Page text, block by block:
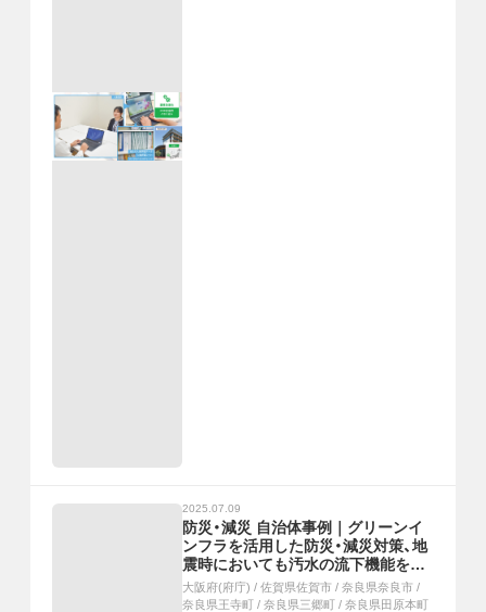
2025.07.09
防災・減災 自治体事例｜グリーンイ
ンフラを活用した防災・減災対策、地
震時においても汚水の流下機能を確
保、浸水被害を軽減する河川の流域治
水対策
大阪府(府庁) / 佐賀県佐賀市 / 奈良県奈良市 /
奈良県王寺町 / 奈良県三郷町 / 奈良県田原本町